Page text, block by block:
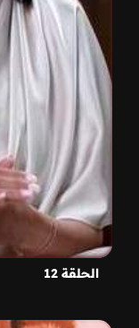
الحلقة 12